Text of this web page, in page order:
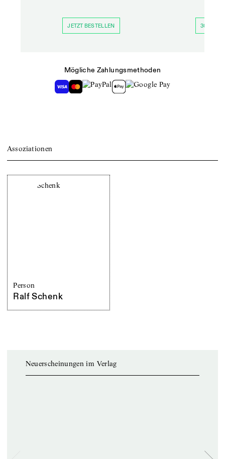
JETZT BESTELLEN 30 TAGE
Mögliche Zahlungsmethoden
Assoziationen
Person
Ralf Schenk
Neuerscheinungen im Verlag